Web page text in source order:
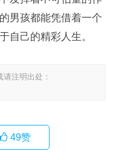
男孩都能凭借着一个
自己的精彩人生。
注明出处：
49赞